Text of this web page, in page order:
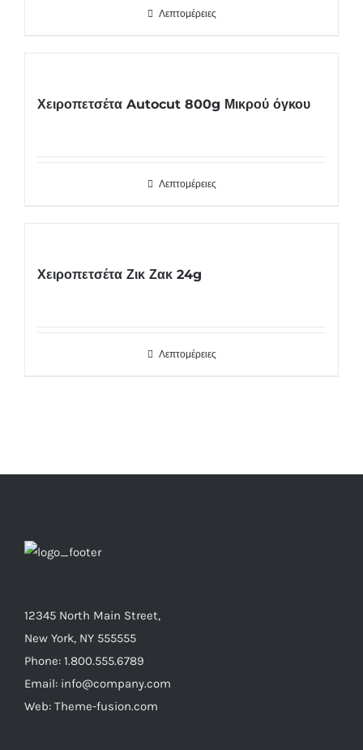
Λεπτομέρειες
Χειροπετσέτα Autocut 800g Μικρού όγκου
Λεπτομέρειες
Χειροπετσέτα Ζικ Ζακ 24g
Λεπτομέρειες
12345 North Main Street,
New York, NY 555555
Phone: 1.800.555.6789
Email: info@company.com
Web: Theme-fusion.com